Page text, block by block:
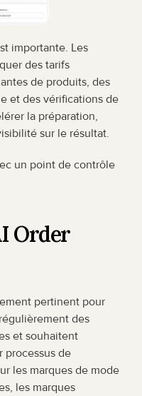
importante. Les
des tarifs
de produits, des
et des vérifications de
la préparation,
sur le résultat.
un point de contrôle
Order
pertinent pour
des
et souhaitent
processus de
les marques de mode
les marques